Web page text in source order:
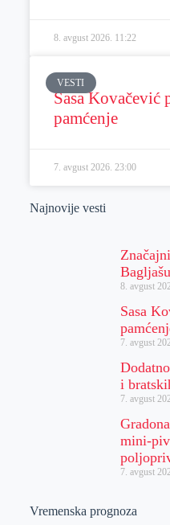
8. avgust 2026. 11:22
VESTI
Sasa Kovačević
pamćenje
7. avgust 2026. 23:00
Najnovije vesti
Bagljašu
8. avgust
Sasa
7. avgust
i
7. avgust
mini-
7. avgust
Vremenska prognoza